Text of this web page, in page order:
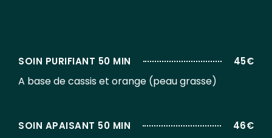
SOIN PURIFIANT 50 MIN 45€
A base de cassis et orange (peau grasse)
SOIN APAISANT 50 MIN 46€